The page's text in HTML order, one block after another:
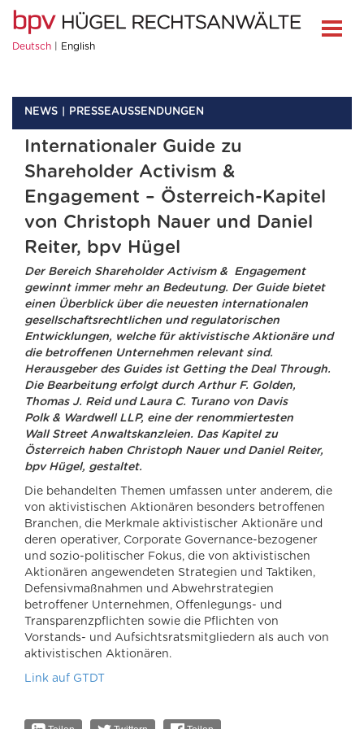
Deutsch English
NEWS PRESSEAUSSENDUNGEN
Internationaler Guide zu
Shareholder Activism &
Engagement – Österreich-Kapitel
von Christoph Nauer und Daniel
Reiter, bpv Hügel
Der Bereich Shareholder Activism & Engagement
gewinnt immer mehr an Bedeutung. Der Guide bietet
einen Überblick über die neuesten internationalen
gesellschaftsrechtlichen und regulatorischen
Entwicklungen, welche für aktivistische Aktionäre und
die betroffenen Unternehmen relevant sind.
Herausgeber des Guides ist Getting the Deal Through.
Die Bearbeitung erfolgt durch Arthur F. Golden,
Thomas J. Reid und Laura C. Turano von Davis
Polk & Wardwell LLP, eine der renommiertesten
Wall Street Anwaltskanzleien. Das Kapitel zu
Österreich haben Christoph Nauer und Daniel Reiter,
bpv Hügel, gestaltet.
Die behandelten Themen umfassen unter anderem, die
von aktivistischen Aktionären besonders betroffenen
Branchen, die Merkmale aktivistischer Aktionäre und
deren operativer, Corporate Governance-bezogener
und sozio-politischer Fokus, die von aktivistischen
Aktionären angewendeten Strategien und Taktiken,
Defensivmaßnahmen und Abwehrstrategien
betroffener Unternehmen, Offenlegungs- und
Transparenzpflichten sowie die Pflichten von
Vorstands- und Aufsichtsratsmitgliedern als auch von
aktivistischen Aktionären.
Link auf GTDT